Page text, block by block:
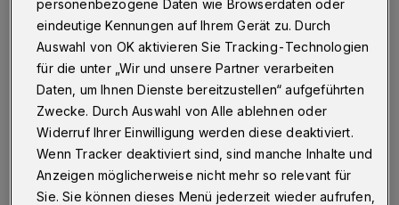
die Wuppertaler Polizei am Sonntagabend (9. August
2015) einen 26 Jahre alten Mann festgenommen.
Gegen den Wuppertaler, der offenbar keine gültige
Fahrerlaubnis besitzt und zudem Betäubungsmittel
konsumiert hatte, wurde ein umfangreiches
Strafverfahren eingeleitet.
10.08.2015 , 12:32 Uhr Eine Minute Lesezeit
personenbezogene Daten wie Browserdaten oder
eindeutige Kennungen auf Ihrem Gerät zu. Durch
Auswahl von OK aktivieren Sie Tracking-Technologien
für die unter „Wir und unsere Partner verarbeiten
Daten, um Ihnen Dienste bereitzustellen“ aufgeführten
Zwecke. Durch Auswahl von Alle ablehnen oder
Widerruf Ihrer Einwilligung werden diese deaktiviert.
Wenn Tracker deaktiviert sind, sind manche Inhalte und
Anzeigen möglicherweise nicht mehr so relevant für
Sie. Sie können dieses Menü jederzeit wieder aufrufen,